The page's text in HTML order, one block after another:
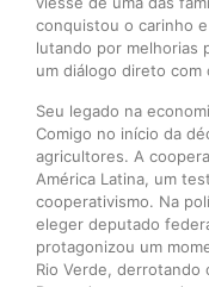
conquistou o carinho
lutando por melhorias
um diálogo direto com
Seu legado na
Comigo no início da
agricultores. A
América Latina, um
cooperativismo. Na
eleger deputado
protagonizou um
Rio Verde, derrotando